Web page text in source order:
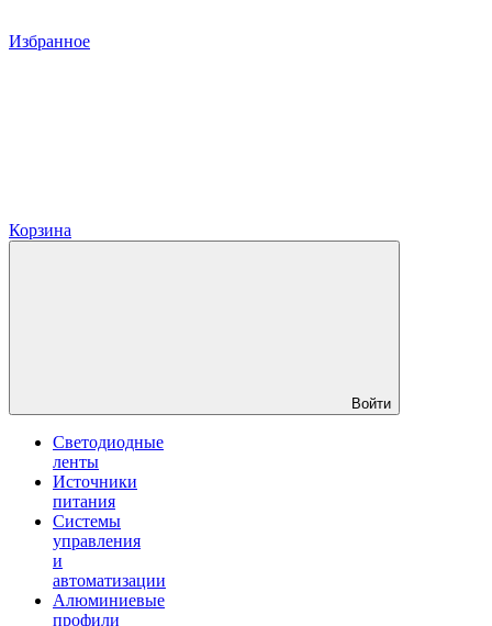
Избранное
Корзина
Войти
Светодиодные
ленты
Источники
питания
Системы
управления
и
автоматизации
Алюминиевые
профили